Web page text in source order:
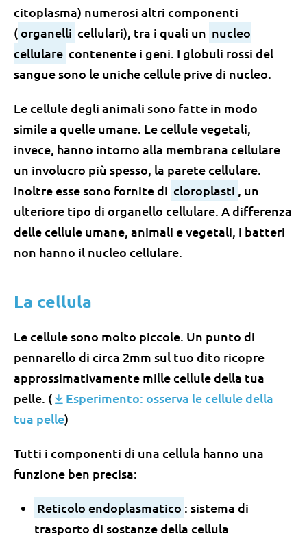
citoplasma) numerosi altri componenti
(organelli cellulari), tra i quali un nucleo
cellulare contenente i geni. I globuli rossi del
sangue sono le uniche cellule prive di nucleo.
Le cellule degli animali sono fatte in modo
simile a quelle umane. Le cellule vegetali,
invece, hanno intorno alla membrana cellulare
un involucro più spesso, la parete cellulare.
Inoltre esse sono fornite di cloroplasti , un
ulteriore tipo di organello cellulare. A differenza
delle cellule umane, animali e vegetali, i batteri
non hanno il nucleo cellulare.
La cellula
Le cellule sono molto piccole. Un punto di
pennarello di circa 2mm sul tuo dito ricopre
approssimativamente mille cellule della tua
pelle. (
Esperimento: osserva le cellule della
tua pelle)
Tutti i componenti di una cellula hanno una
funzione ben precisa:
Reticolo endoplasmatico : sistema di
trasporto di sostanze della cellula